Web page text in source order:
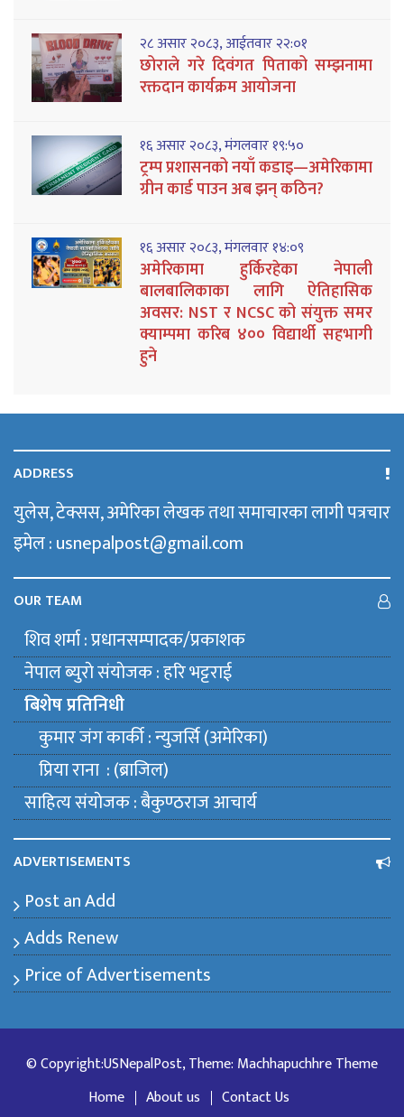
२८ असार २०८३, आईतवार २२:०१
छोराले गरे दिवंगत पिताको सम्झनामा
रक्तदान कार्यक्रम आयोजना
१६ असार २०८३, मंगलवार १९:५०
ट्रम्प प्रशासनको नयाँ कडाइ—अमेरिकामा
ग्रीन कार्ड पाउन अब झन् कठिन?
१६ असार २०८३, मंगलवार १४:०९
अमेरिकामा हुर्किरहेका नेपाली
बालबालिकाका लागि ऐतिहासिक
अवसर: NST र NCSC को संयुक्त समर
क्याम्पमा करिब ४०० विद्यार्थी सहभागी
हुने
ADDRESS
युलेस, टेक्सस, अमेरिका लेखक तथा समाचारका लागी पत्रचार
इमेल : usnepalpost@gmail.com
OUR TEAM
शिव शर्मा : प्रधानसम्पादक/प्रकाशक
नेपाल ब्युराे संयाेजक : हरि भट्टराई
बिशेष प्रतिनिधी
कुमार जंग कार्की : न्युजर्सि (अमेरिका)
प्रिया राना : (ब्राजिल)
साहित्य संयाेजक : बैकुण्ठराज आचार्य
ADVERTISEMENTS
Post an Add
Adds Renew
Price of Advertisements
© Copyright:USNepalPost, Theme: Machhapuchhre Theme
Home
About us Contact Us